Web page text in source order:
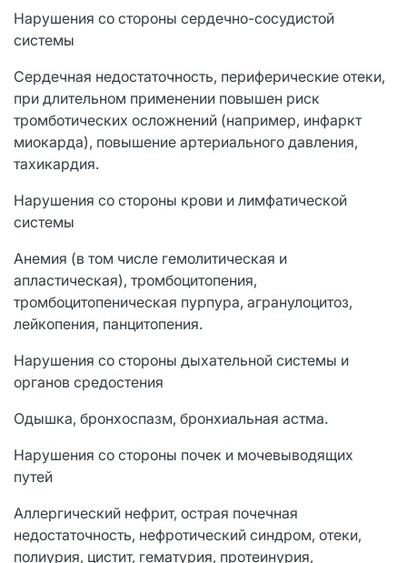
Нарушения со стороны сердечно-сосудистой
системы
Сердечная недостаточность, периферические отеки,
при длительном применении повышен риск
тромботических осложнений (например, инфаркт
миокарда), повышение артериального давления,
тахикардия.
Нарушения со стороны крови и лимфатической
системы
Анемия (в том числе гемолитическая и
апластическая), тромбоцитопения,
тромбоцитопеническая пурпура, агранулоцитоз,
лейкопения, панцитопения.
Нарушения со стороны дыхательной системы и
органов средостения
Одышка, бронхоспазм, бронхиальная астма.
Нарушения со стороны почек и мочевыводящих
путей
Аллергический нефрит, острая почечная
недостаточность, нефротический синдром, отеки,
полиурия, цистит, гематурия, протеинурия,